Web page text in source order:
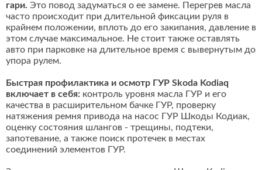
гари. Это повод задуматься о ее замене. Перегрев масла
часто происходит при длительной фиксации руля в
крайнем положении, вплоть до его закипания, давление в
этом случае максимальное. Не стоит также оставлять
авто при парковке на длительное время с вывернутым до
упора рулем.
Быстрая профилактика и осмотр ГУР Skoda Kodiaq
включает в себя: контроль уровня масла ГУР и его
качества в расширительном бачке ГУР, проверку
натяжения ремня привода на насос ГУР Шкоды Кодиак,
оценку состояния шлангов - трещины, подтеки,
запотевание, а также поиск протечек в местах
соединений элементов ГУР.